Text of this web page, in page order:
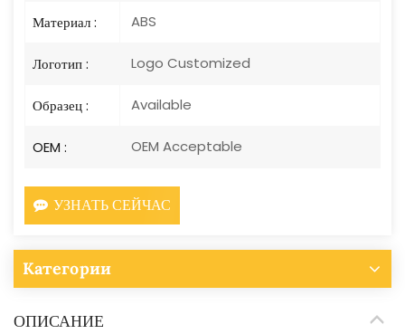
Материал :
ABS
Логотип : Logo Customized
Образец : Available
OEM : OEM Acceptable
УЗНАТЬ СЕЙЧАС
Категории
ОПИСАНИЕ